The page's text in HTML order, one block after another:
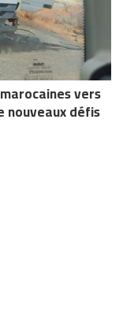
vers
nouveaux défis